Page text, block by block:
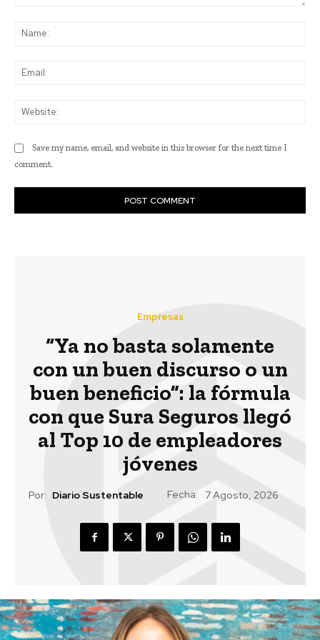
Save my name, email, and website in this browser for the next time I
comment.